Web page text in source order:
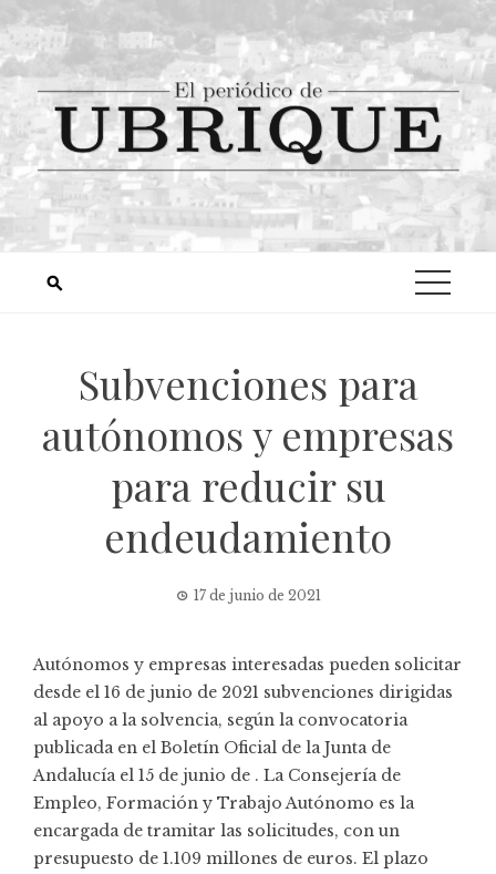
Subvenciones para
autónomos y empresas
para reducir su
endeudamiento
17 de junio de 2021
Autónomos y empresas interesadas pueden solicitar
desde el 16 de junio de 2021 subvenciones dirigidas
al apoyo a la solvencia, según la convocatoria
publicada en el Boletín Oficial de la Junta de
Andalucíael 15 de junio de . La Consejería de
Empleo, Formación y Trabajo Autónomo es la
encargada de tramitar las solicitudes, con un
presupuesto de 1.109 millones de euros. El plazo